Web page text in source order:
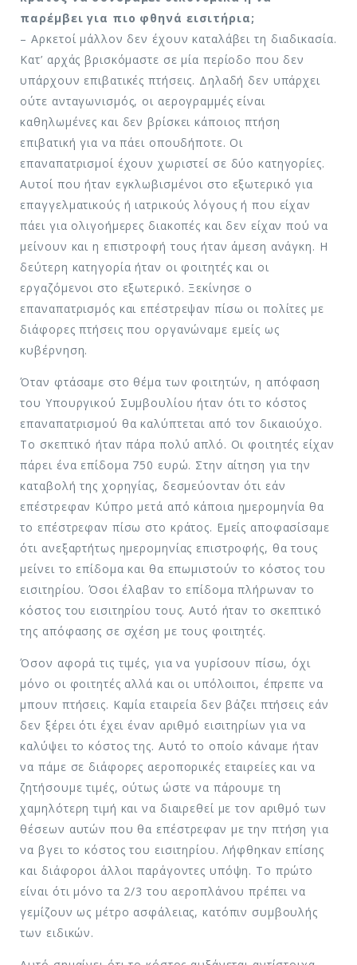
παρέμβει για πιο φθηνά εισιτήρια;
– Αρκετοί μάλλον δεν έχουν καταλάβει τη διαδικασία.
Κατ’ αρχάς βρισκόμαστε σε μία περίοδο που δεν
υπάρχουν επιβατικές πτήσεις. Δηλαδή δεν υπάρχει
ούτε ανταγωνισμός, οι αερογραμμές είναι
καθηλωμένες και δεν βρίσκει κάποιος πτήση
επιβατική για να πάει οπουδήποτε. Οι
επαναπατρισμοί έχουν χωριστεί σε δύο κατηγορίες.
Αυτοί που ήταν εγκλωβισμένοι στο εξωτερικό για
επαγγελματικούς ή ιατρικούς λόγους ή που είχαν
πάει για ολιγοήμερες διακοπές και δεν είχαν πού να
μείνουν και η επιστροφή τους ήταν άμεση ανάγκη. Η
δεύτερη κατηγορία ήταν οι φοιτητές και οι
εργαζόμενοι στο εξωτερικό. Ξεκίνησε ο
επαναπατρισμός και επέστρεψαν πίσω οι πολίτες με
διάφορες πτήσεις που οργανώναμε εμείς ως
κυβέρνηση.
Όταν φτάσαμε στο θέμα των φοιτητών, η απόφαση
του Υπουργικού Συμβουλίου ήταν ότι το κόστος
επαναπατρισμού θα καλύπτεται από τον δικαιούχο.
Το σκεπτικό ήταν πάρα πολύ απλό. Οι φοιτητές είχαν
πάρει ένα επίδομα 750 ευρώ. Στην αίτηση για την
καταβολή της χορηγίας, δεσμεύονταν ότι εάν
επέστρεφαν Κύπρο μετά από κάποια ημερομηνία θα
το επέστρεφαν πίσω στο κράτος. Εμείς αποφασίσαμε
ότι ανεξαρτήτως ημερομηνίας επιστροφής, θα τους
μείνει το επίδομα και θα επωμιστούν το κόστος του
εισιτηρίου. Όσοι έλαβαν το επίδομα πλήρωναν το
κόστος του εισιτηρίου τους. Αυτό ήταν το σκεπτικό
της απόφασης σε σχέση με τους φοιτητές.
Όσον αφορά τις τιμές, για να γυρίσουν πίσω, όχι
μόνο οι φοιτητές αλλά και οι υπόλοιποι, έπρεπε να
μπουν πτήσεις. Καμία εταιρεία δεν βάζει πτήσεις εάν
δεν ξέρει ότι έχει έναν αριθμό εισιτηρίων για να
καλύψει το κόστος της. Αυτό το οποίο κάναμε ήταν
να πάμε σε διάφορες αεροπορικές εταιρείες και να
ζητήσουμε τιμές, ούτως ώστε να πάρουμε τη
χαμηλότερη τιμή και να διαιρεθεί με τον αριθμό των
θέσεων αυτών που θα επέστρεφαν με την πτήση για
να βγει το κόστος του εισιτηρίου. Λήφθηκαν επίσης
και διάφοροι άλλοι παράγοντες υπόψη. Το πρώτο
είναι ότι μόνο τα 2/3 του αεροπλάνου πρέπει να
γεμίζουν ως μέτρο ασφάλειας, κατόπιν συμβουλής
των ειδικών.